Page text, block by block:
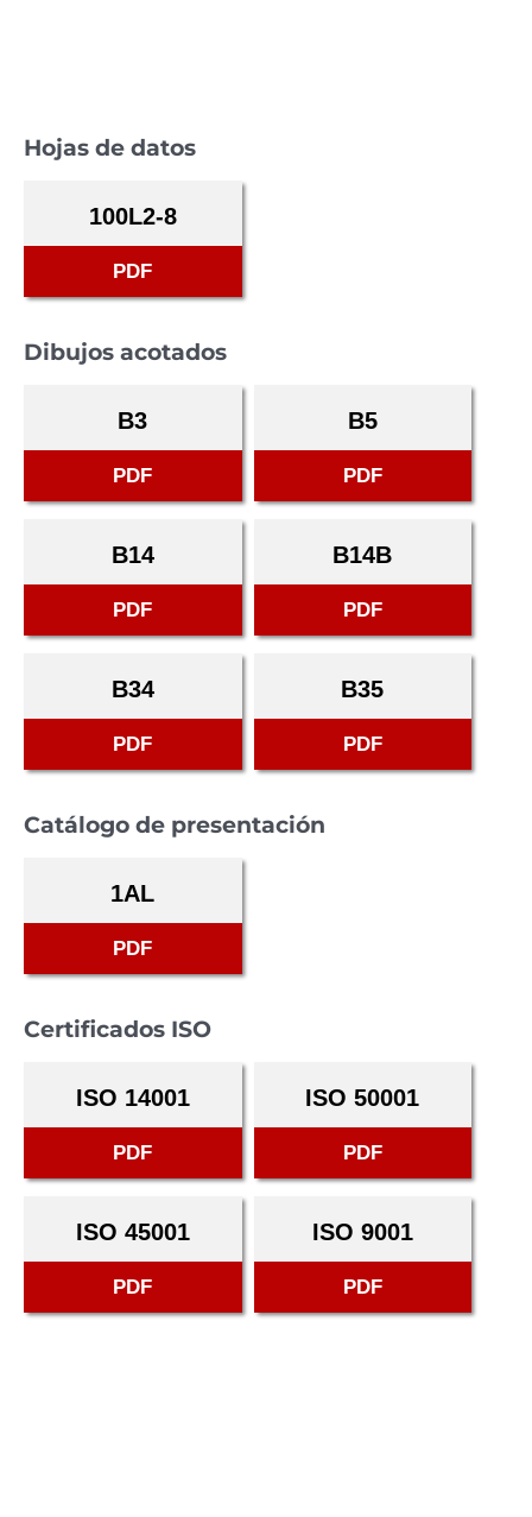
Hojas de datos
100L2-8
PDF
Dibujos acotados
B3
PDF
B5
PDF
B14
PDF
B14B
PDF
B34
PDF
B35
PDF
Catálogo de presentación
1AL
PDF
Certificados ISO
ISO 14001
PDF
ISO 50001
PDF
ISO 45001
PDF
ISO 9001
PDF